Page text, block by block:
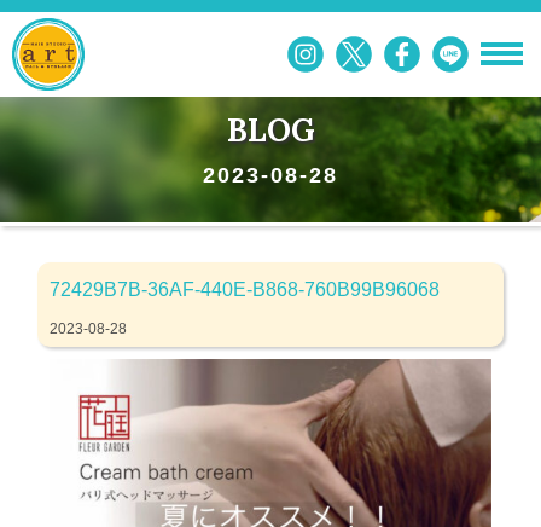
BLOG
2023-08-28
72429B7B-36AF-440E-B868-760B99B96068
2023-08-28